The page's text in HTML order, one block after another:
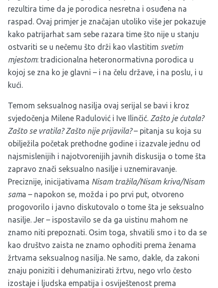
rezultira time da je porodica nesretna i osuđena na
raspad. Ovaj primjer je značajan utoliko više jer pokazuje
kako patrijarhat sam sebe razara time što nije u stanju
ostvariti se u nečemu što drži kao vlastitim svetim
mjestom: tradicionalna heteronormativna porodica u
kojoj se zna ko je glavni – i na čelu države, i na poslu, i u
kući.
Temom seksualnog nasilja ovaj serijal se bavi i kroz
svjedočenja Milene Radulović i Ive Ilinčić. Zašto je ćutala?
Zašto se vratila? Zašto nije prijavila?– pitanja su koja su
obilježila početak prethodne godine i izazvale jednu od
najsmislenijih i najotvorenijih javnih diskusija o tome šta
zapravo znači seksualno nasilje i uznemiravanje.
Preciznije, inicijativama Nisam tražila/Nisam kriva/Nisam
sama – napokon se, možda i po prvi put, otvoreno
progovorilo i javno diskutovalo o tome šta je seksualno
nasilje. Jer – ispostavilo se da ga uistinu mahom ne
znamo niti prepoznati. Osim toga, shvatili smo i to da se
kao društvo zaista ne znamo ophoditi prema ženama
žrtvama seksualnog nasilja. Ne samo, dakle, da zakoni
znaju poniziti i dehumanizirati žrtvu, nego vrlo često
izostaje i ljudska empatija i osviještenost prema